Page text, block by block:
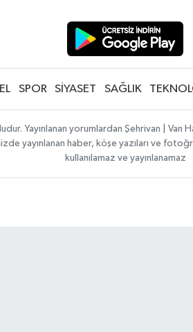
SPOR SİYASET SAĞLIK
Yayınlanan yorumlardan Şehrivan |
yayınlanan haber, köşe yazıları ve
kullanılamaz ve yayınlanamaz